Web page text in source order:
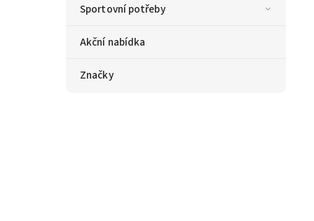
Sportovní potřeby
Akční nabídka
Značky